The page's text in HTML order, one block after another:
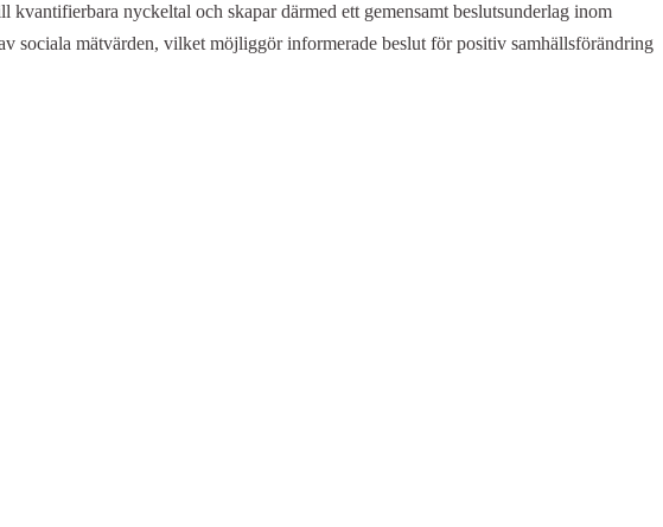
nyckeltal och skapar därmed ett gemensamt beslutsunderlag inom
sociala mätvärden, vilket möjliggör informerade beslut för positiv samhällsförändring